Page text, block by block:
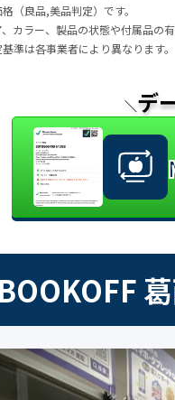
（良品,美品判定）です。
カラー、製品の状態や付属品の
準は各事業者により異なります。
＼デ
BOOKOFF